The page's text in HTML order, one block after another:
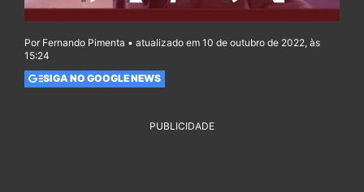
Por Fernando Pimenta • atualizado em 10 de outubro de 2022, às
15:24
SIGA NO GOOGLE NEWS
PUBLICIDADE